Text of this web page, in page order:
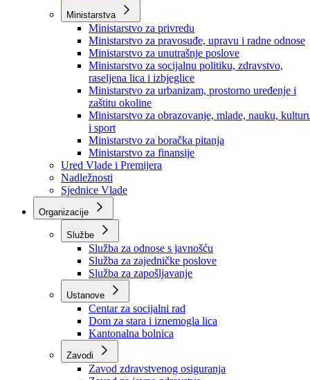
Vlada BPK Goražde
Premijer
Članovi Vlade
Ministarstva
Ministarstvo za privredu
Ministarstvo za pravosuđe, upravu i radne odnose
Ministarstvo za unutrašnje poslove
Ministarstvo za socijalnu politiku, zdravstvo,
raseljena lica i izbjeglice
Ministarstvo za urbanizam, prostorno uređenje i
zaštitu okoline
Ministarstvo za obrazovanje, mlade, nauku,
i sport
Ministarstvo za boračka pitanja
Ministarstvo za finansije
Ured Vlade i Premijera
Nadležnosti
Sjednice Vlade
Organizacije
Službe
Služba za odnose s javnošću
Služba za zajedničke poslove
Služba za zapošljavanje
Ustanove
Centar za socijalni rad
Dom za stara i iznemogla lica
Kantonalna bolnica